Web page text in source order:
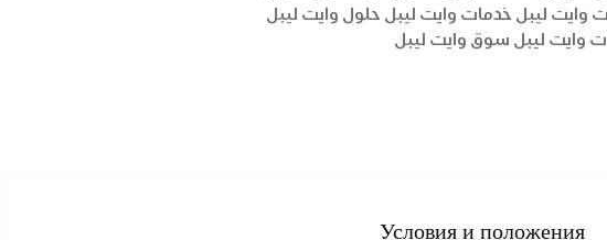
وايت ليبل خدمات وايت ليبل حلول وايت ليبل
وايت ليبل سوق وايت ليبل
Условия и положения